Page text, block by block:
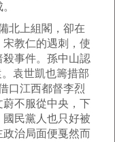
北上組閣，卻在
宋教仁的遇刺，使
事件。孫中山認
袁世凱也籌措部
口江西都督李烈
不服從中央，下
民黨人也只好被
治局面便戛然而